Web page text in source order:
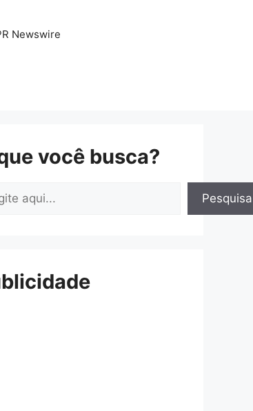
Newswire
você busca?